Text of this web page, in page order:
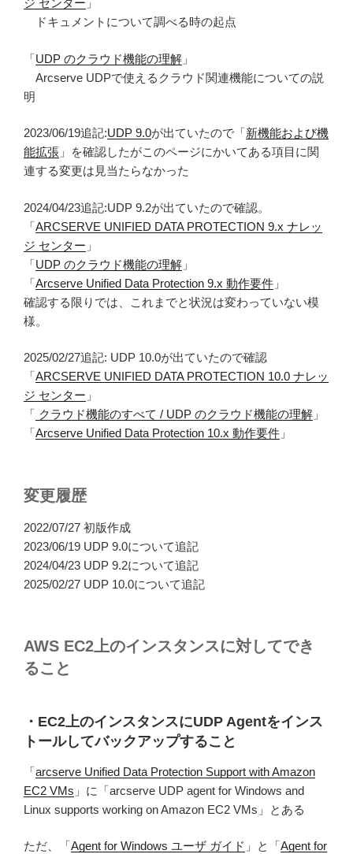
ジ センター 」
ドキュメントについて調べる時の起点
「UDP のクラウド機能の理解 」
Arcserve UDPで使えるクラウド関連機能についての説
明
2023/06/19追記:UDP 9.0が出ていたので「新機能および機
能拡張 」を確認したがこのページにかいてある項目に関
連する変更は見当たらなかった
2024/04/23追記:UDP 9.2が出ていたので確認。
「ARCSERVE UNIFIED DATA PROTECTION 9.x ナレッ
ジ センター 」
「UDP のクラウド機能の理解 」
「Arcserve Unified Data Protection 9.x 動作要件 」
確認する限りでは、これまでと状況は変わっていない模
様。
2025/02/27追記: UDP 10.0が出ていたので確認
「ARCSERVE UNIFIED DATA PROTECTION 10.0 ナレッ
ジ センター 」
「 クラウド機能のすべて / UDP のクラウド機能の理解 」
「Arcserve Unified Data Protection 10.x 動作要件 」
変更履歴
2022/07/27 初版作成
2023/06/19 UDP 9.0について追記
2024/04/23 UDP 9.2について追記
2025/02/27 UDP 10.0について追記
AWS EC2上のインスタンスに対してでき
ること
・EC2上のインスタンスにUDP Agentをインス
トールしてバックアップすること
「arcserve Unified Data Protection Support with Amazon
EC2 VMs 」に「arcserve UDP agent for Windows and
Linux supports working on Amazon EC2 VMs」とある
ただ、「Agent for Windows ユーザ ガイド 」と「Agent for